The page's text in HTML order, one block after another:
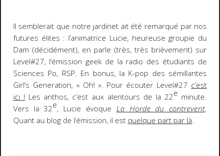
Il semblerait que notre jardinet ait été remarqué par nos
futures élites : l’animatrice Lucie, heureuse groupie du
Dam (décidément), en parle (très, très brièvement) sur
Level#27, l’émission geek de la radio des étudiants de
Sciences Po, RSP. En bonus, la K-pop des sémillantes
Girl’s Generation, « Oh! ». Pour écouter Level#27 c’est
ici !Les anthos, c’est aux alentours de la 22e minute.
Vers la 32e, Lucie évoque La Horde du contrevent.
Quant au blog de l’émission, il est quelque part par là.